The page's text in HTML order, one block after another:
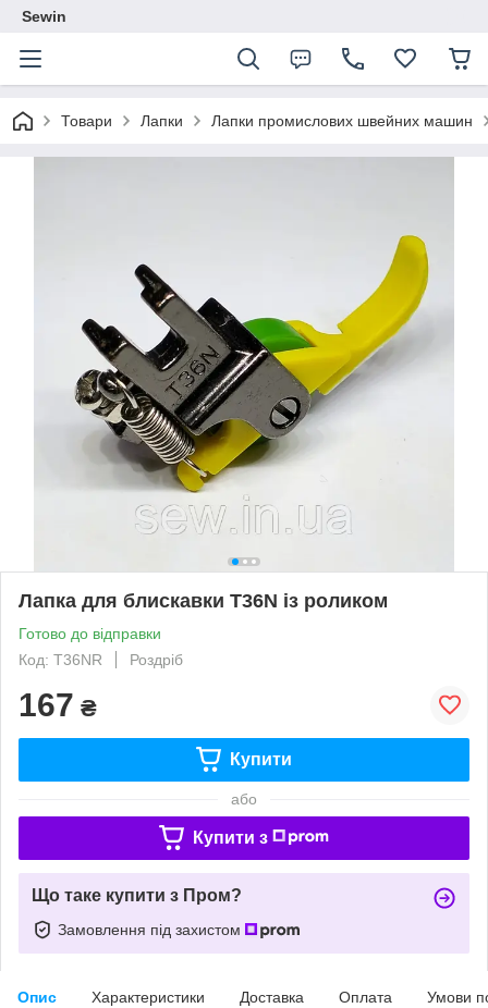
Sewin
Товари Лапки Лапки промислових швейних машин
Лапка для блискавки T36N із роликом
Готово до відправки
Код: T36NR
Роздріб
167 ₴
Купити
або
Купити з
Що таке купити з Пром?
Замовлення під захистом
Опис Характеристики Доставка Оплата Умови